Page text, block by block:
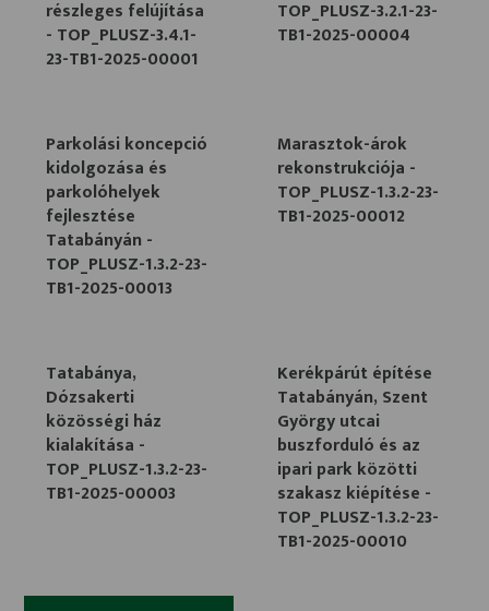
részleges felújítása
- TOP_PLUSZ-3.4.1-
23-TB1-2025-00001
TOP_PLUSZ-3.2.1-23-
TB1-2025-00004
Parkolási koncepció
kidolgozása és
parkolóhelyek
fejlesztése
Tatabányán -
TOP_PLUSZ-1.3.2-23-
TB1-2025-00013
Marasztok-árok
rekonstrukciója -
TOP_PLUSZ-1.3.2-23-
TB1-2025-00012
Tatabánya,
Dózsakerti
közösségi ház
kialakítása -
TOP_PLUSZ-1.3.2-23-
TB1-2025-00003
Kerékpárút építése
Tatabányán, Szent
György utcai
buszforduló és az
ipari park közötti
szakasz kiépítése -
TOP_PLUSZ-1.3.2-23-
TB1-2025-00010